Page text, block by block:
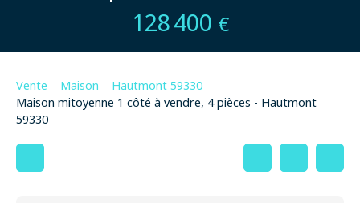
128 400 €
Vente Maison
Hautmont 59330
Maison mitoyenne 1 côté à vendre, 4 pièces - Hautmont
59330